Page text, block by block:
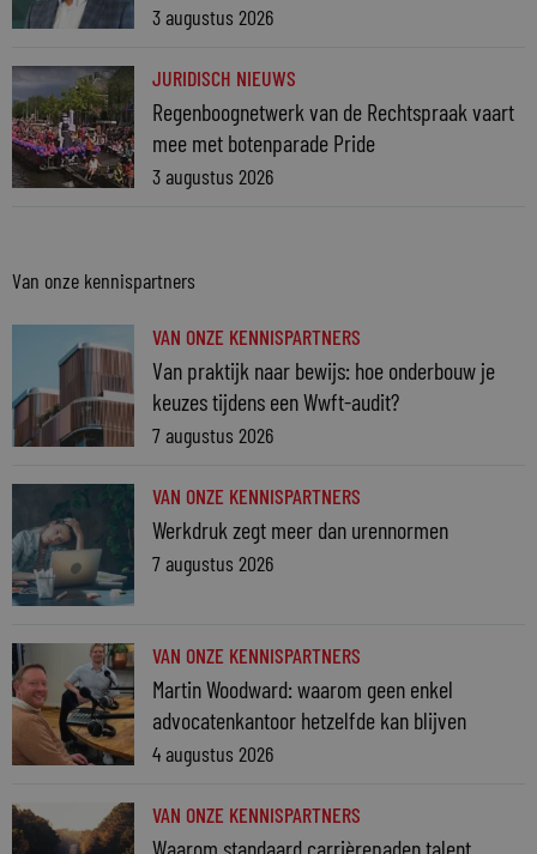
3 augustus 2026
JURIDISCH NIEUWS
Regenboognetwerk van de Rechtspraak vaart
mee met botenparade Pride
3 augustus 2026
Van onze kennispartners
VAN ONZE KENNISPARTNERS
Van praktijk naar bewijs: hoe onderbouw je
keuzes tijdens een Wwft-audit?
7 augustus 2026
VAN ONZE KENNISPARTNERS
Werkdruk zegt meer dan urennormen
7 augustus 2026
VAN ONZE KENNISPARTNERS
Martin Woodward: waarom geen enkel
advocatenkantoor hetzelfde kan blijven
4 augustus 2026
VAN ONZE KENNISPARTNERS